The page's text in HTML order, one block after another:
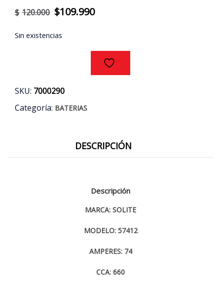
$ 120.000 El
original
$120.000.
$109.990El
es:
$109.990.
Sin existencias
SKU: 7000290
Categoría: BATERIAS
DESCRIPCIÓN
Descripción
MARCA: SOLITE
MODELO: 57412
AMPERES: 74
CCA: 660